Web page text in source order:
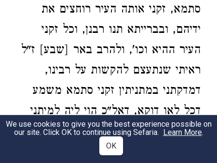
סתמא, זקני אותה העיר רוחצים את
ידיהם, ובברייתא תנו רבנן, וכל זקני
העיר ההיא וכו', ולהרב באר [שבע] ז"ל
ראיתי שנתעצם להקשות על רבינו,
דמדקתני במתניתין זקני סתמא משמע
דכל לאו דוקא, דאל"כ הוי ליה למיתני
כל כי היכא דלא נטעה דליהוי כדין
הבאת העגלה דלא בעינן כולם, ואיך
We use cookies to give you the best experience possible on
our site. Click OK to continue using Sefaria. Learn More.
OK